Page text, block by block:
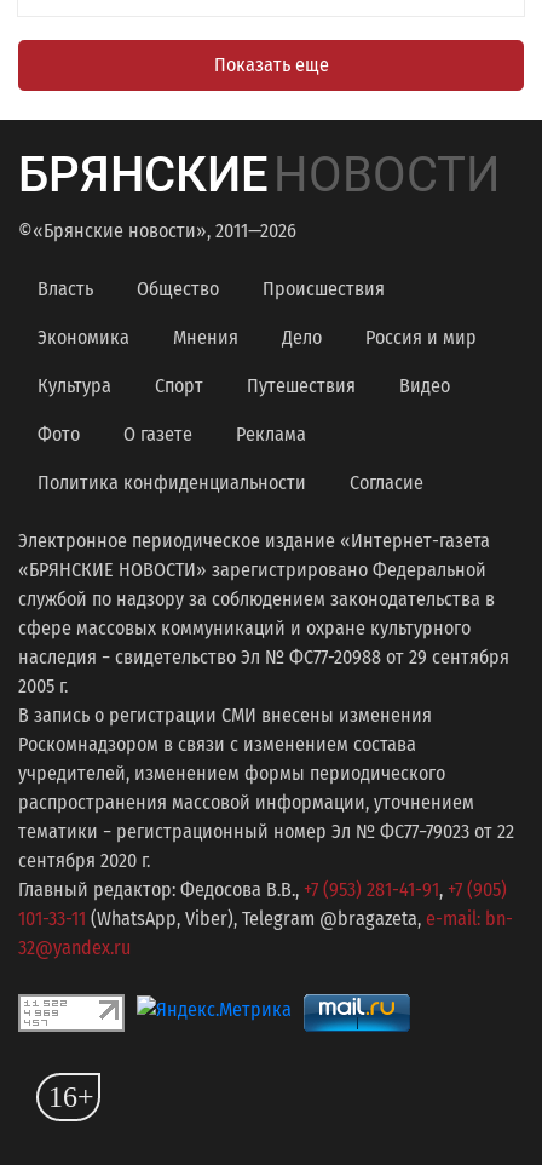
Показать еще
БРЯНСКИЕНОВОСТИ
©«Брянские новости», 2011—2026
Власть Общество Происшествия
Экономика Мнения Дело Россия и мир
Культура Спорт Путешествия Видео
Фото О газете Реклама
Политика конфиденциальности Согласие
Электронное периодическое издание «Интернет-газета
«БРЯНСКИЕ НОВОСТИ» зарегистрировано Федеральной
службой по надзору за соблюдением законодательства в
сфере массовых коммуникаций и охране культурного
наследия − свидетельство Эл № ФС77-20988 от 29 сентября
2005 г.
В запись о регистрации СМИ внесены изменения
Роскомнадзором в связи с изменением состава
учредителей, изменением формы периодического
распространения массовой информации, уточнением
тематики − регистрационный номер Эл № ФС77−79023 от 22
сентября 2020 г.
Главный редактор: Федосова В.В., +7 (953) 281-41-91, +7 (905)
101-33-11 (WhatsApp, Viber), Telegram @bragazeta, e-mail: bn-
32@yandex.ru
16+